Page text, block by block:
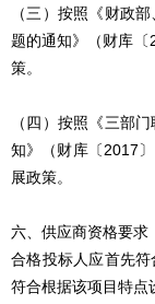
（三）按照《财政
题的通知》（财库
策。
（四）按照《三部
知》（财库〔2017
展政策。
六、供应商资格要求
合格投标人应首先
符合根据该项目特点